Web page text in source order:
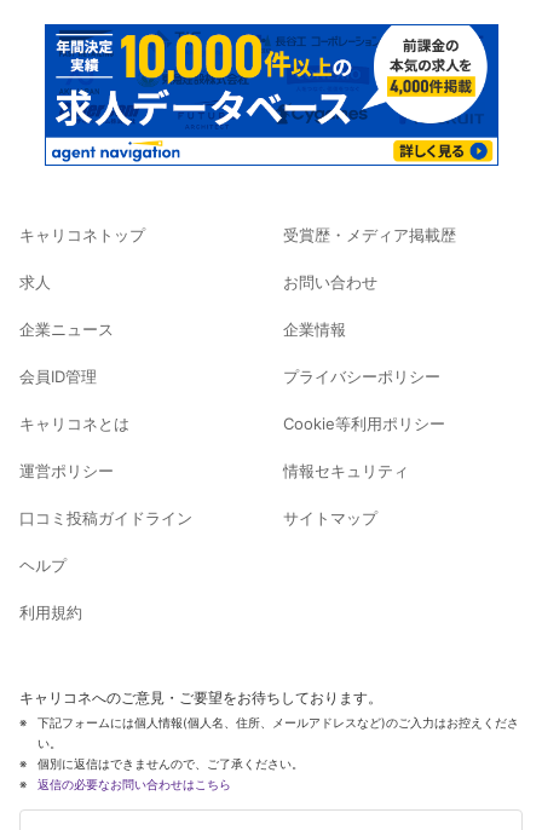
キャリコネトップ
求人
企業ニュース
会員ID管理
キャリコネとは
運営ポリシー
口コミ投稿ガイドライン
ヘルプ
利用規約
受賞歴・メディア掲載歴
お問い合わせ
企業情報
プライバシーポリシー
Cookie等利用ポリシー
情報セキュリティ
サイトマップ
キャリコネへのご意見・ご要望をお待ちしております。
下記フォームには個人情報(個人名、住所、メールアドレスなど)のご入力はお控えくださ
い。
個別に返信はできませんので、ご了承ください。
返信の必要なお問い合わせはこちら